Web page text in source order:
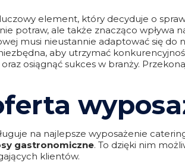
element, który decyduje o
potraw, ale także znacząco wpływa
musi nieustannie adaptować się
aby utrzymać
osiągnąć sukces w branży.
na najlepsze wyposażenie
gastronomiczne. To dzięki nim
klientów.